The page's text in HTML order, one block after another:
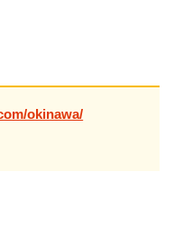
okinawa/